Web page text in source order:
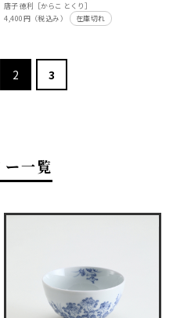
唐子 徳利［からこ とくり］
4,400円（税込み）
在庫切れ
2 3
ー一覧